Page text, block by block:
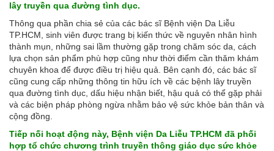
lây truyền qua đường tình dục.
Thông qua phần chia sẻ của các bác sĩ Bệnh viện Da Liễu
TP.HCM, sinh viên được trang bị kiến thức về nguyên nhân hình
thành mụn, những sai lầm thường gặp trong chăm sóc da, cách
lựa chọn sản phẩm phù hợp cũng như thời điểm cần thăm khám
chuyên khoa để được điều trị hiệu quả. Bên cạnh đó, các bác sĩ
cũng cung cấp những thông tin hữu ích về các bệnh lây truyền
qua đường tình dục, dấu hiệu nhận biết, hậu quả có thể gặp phải
và các biện pháp phòng ngừa nhằm bảo vệ sức khỏe bản thân và
cộng đồng.
Tiếp nối hoạt động này, Bệnh viện Da Liễu TP.HCM đã phối
hợp tổ chức chương trình truyền thông giáo dục sức khỏe